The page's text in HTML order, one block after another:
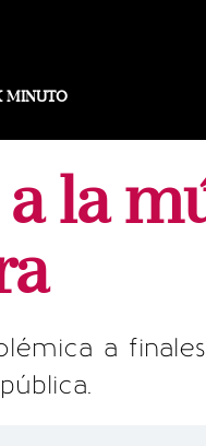
MINUTO
la
a